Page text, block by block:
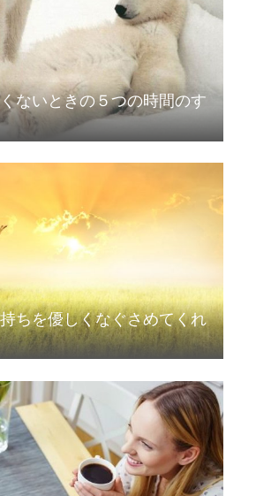
ないときの５つの時間のす
ちを優しくなぐさめてくれ